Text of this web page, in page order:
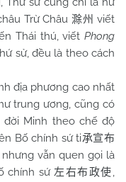
Trừ Châu滁州 viết
Thái thú, viếtPhong
sử, đều là theo cách
phương cao nhất
trung ương, cũng có
đời Minh theo chế độ
Bố chính sứ ti承宣布
nhưng vẫn quen gọi là
chính sứ左右布政使,